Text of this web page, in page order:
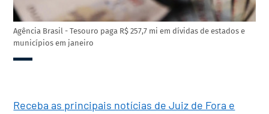
Agência Brasil - Tesouro paga R$ 257,7 mi em dívidas de estados e
municípios em janeiro
Receba as principais notícias de Juiz de Fora e